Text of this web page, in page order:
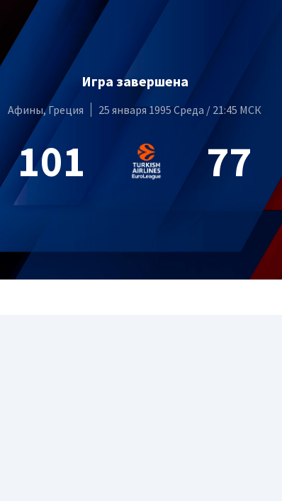
Игра завершена
Афины, Греция 25 января 1995 Среда / 21:45 МСК
101 77